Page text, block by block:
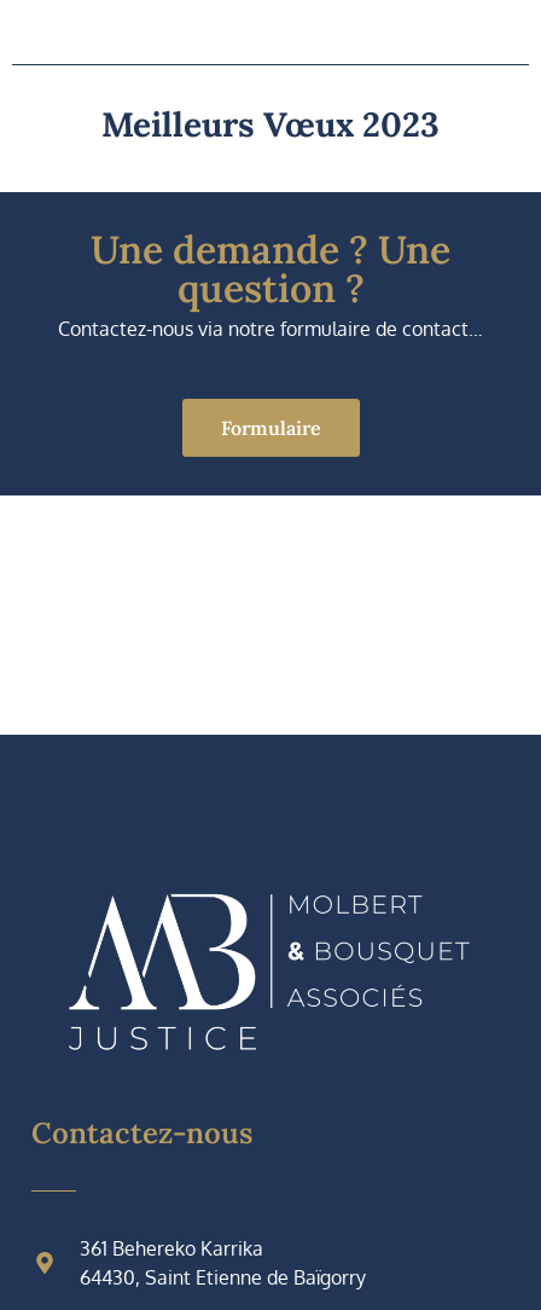
Meilleurs Vœux 2023
Une demande ? Une
question ?
Contactez-nous via notre formulaire de contact…
Formulaire
Contactez-nous
361 Behereko Karrika
64430, Saint Etienne de Baïgorry